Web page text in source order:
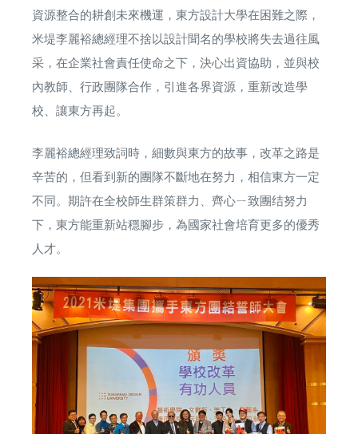
資源整合的耕創未來機運，東方設計大學在困難之際，
米堤李麗裕總經理不捨以設計聞名的學校將失去過往風
采，在企業社會責任使命之下，決心出資協助，並與校
內教師、行政團隊合作，引進各界資源，重新改造學
校、讓東方再起。
李麗裕總經理致詞時，細數與東方的故事，改革之路是
辛苦的，但看到新的團隊不斷地在努力，相信東方一定
不同。期許在全校師生群策群力、齊心ㄧ致團结努力
下，東方能重新站穩腳步，為國家社會培育更多的優秀
人才。